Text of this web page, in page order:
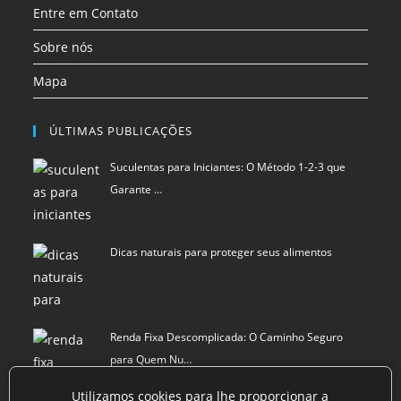
Entre em Contato
Sobre nós
Mapa
ÚLTIMAS PUBLICAÇÕES
Suculentas para Iniciantes: O Método 1-2-3 que
Garante …
Dicas naturais para proteger seus alimentos
Renda Fixa Descomplicada: O Caminho Seguro
para Quem Nu…
Utilizamos cookies para lhe proporcionar a